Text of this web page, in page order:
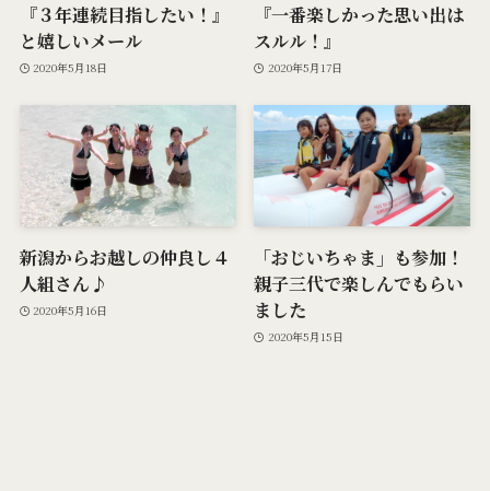
『３年連続目指したい！』
と嬉しいメール
2020年5月18日
『一番楽しかった思い出は
スルル！』
2020年5月17日
新潟からお越しの仲良し４
人組さん♪
2020年5月16日
「おじいちゃま」も参加！
親子三代で楽しんでもらい
ました
2020年5月15日